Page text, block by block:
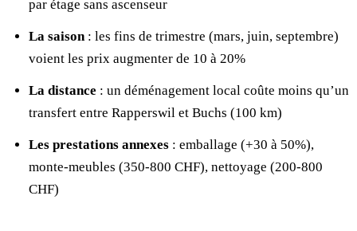
par étage sans ascenseur
La saison: les fins de trimestre (mars, juin, septembre)
voient les prix augmenter de 10 à 20%
La distance : un déménagement local coûte moins qu’un
transfert entre Rapperswil et Buchs (100 km)
Les prestations annexes : emballage (+30 à 50%),
monte-meubles (350-800 CHF), nettoyage (200-800
CHF)